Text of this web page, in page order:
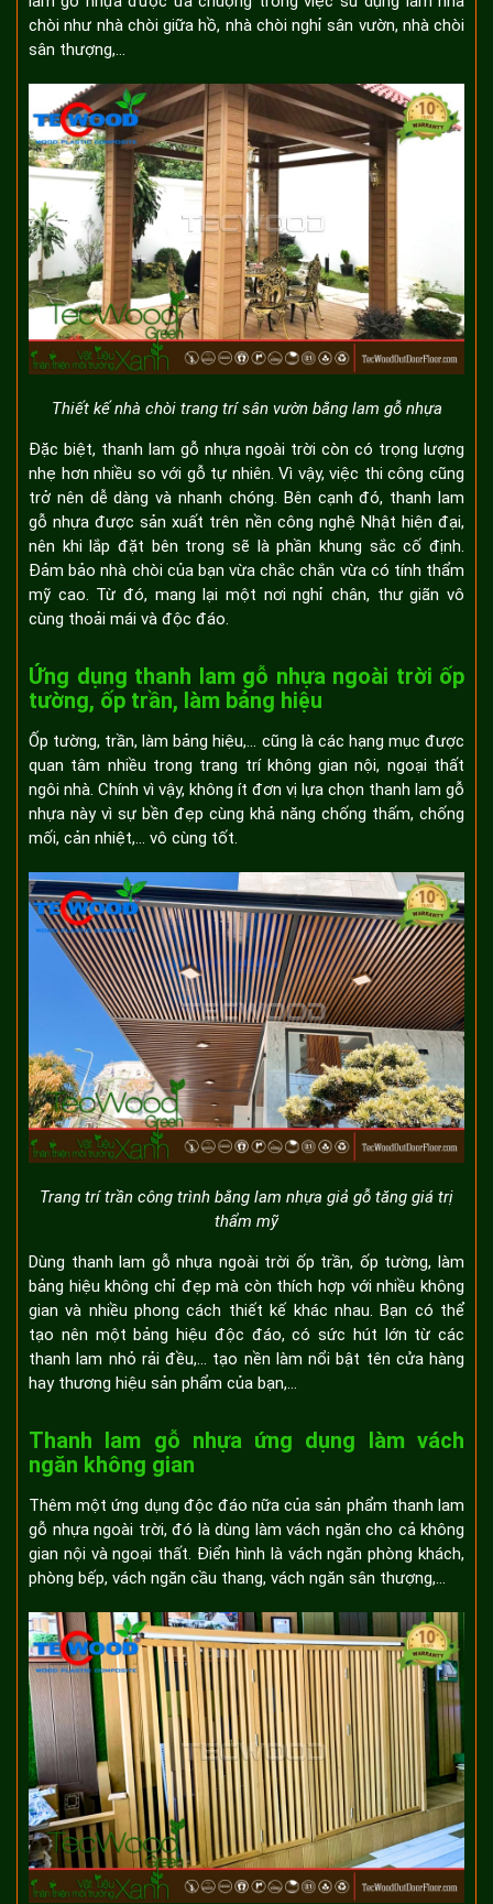
chòi như nhà chòi giữa hồ, nhà chòi nghỉ sân vườn, nhà chòi
sân thượng,…
Thiết kế nhà chòi trang trí sân vườn bằng lam gỗ nhựa
Đặc biệt, thanh lam gỗ nhựa ngoài trời còn có trọng lượng
nhẹ hơn nhiều so với gỗ tự nhiên. Vì vậy, việc thi công cũng
trở nên dễ dàng và nhanh chóng. Bên cạnh đó, thanh lam
gỗ nhựa được sản xuất trên nền công nghệ Nhật hiện đại,
nên khi lắp đặt bên trong sẽ là phần khung sắc cố định.
Đảm bảo nhà chòi của bạn vừa chắc chắn vừa có tính thẩm
mỹ cao. Từ đó, mang lại một nơi nghỉ chân, thư giãn vô
cùng thoải mái và độc đáo.
Ứng dụng thanh lam gỗ nhựa ngoài trời ốp
tường, ốp trần, làm bảng hiệu
Ốp tường, trần, làm bảng hiệu,... cũng là các hạng mục được
quan tâm nhiều trong trang trí không gian nội, ngoại thất
ngôi nhà. Chính vì vậy, không ít đơn vị lựa chọn thanh lam gỗ
nhựa này vì sự bền đẹp cùng khả năng chống thấm, chống
mối, cản nhiệt,... vô cùng tốt.
Trang trí trần công trình bằng lam nhựa giả gỗ tăng giá trị
thẩm mỹ
Dùng thanh lam gỗ nhựa ngoài trời ốp trần, ốp tường, làm
bảng hiệu không chỉ đẹp mà còn thích hợp với nhiều không
gian và nhiều phong cách thiết kế khác nhau. Bạn có thể
tạo nên một bảng hiệu độc đáo, có sức hút lớn từ các
thanh lam nhỏ rải đều,... tạo nền làm nổi bật tên cửa hàng
hay thương hiệu sản phẩm của bạn,...
Thanh lam gỗ nhựa ứng dụng làm vách
ngăn không gian
Thêm một ứng dụng độc đáo nữa của sản phẩm thanh lam
gỗ nhựa ngoài trời, đó là dùng làm vách ngăn cho cả không
gian nội và ngoại thất. Điển hình là vách ngăn phòng khách,
phòng bếp, vách ngăn cầu thang, vách ngăn sân thượng,…